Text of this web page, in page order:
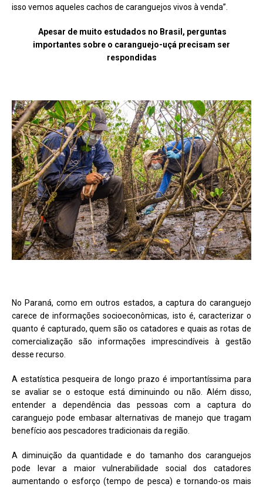
isso vemos aqueles cachos de caranguejos vivos à venda”.
Apesar de muito estudados no Brasil, perguntas
importantes sobre o caranguejo-uçá precisam ser
respondidas
No Paraná, como em outros estados, a captura do caranguejo
carece de informações socioeconômicas, isto é, caracterizar o
quanto é capturado, quem são os catadores e quais as rotas de
comercialização são informações imprescindíveis à gestão
desse recurso.
A estatística pesqueira de longo prazo é importantíssima para
se avaliar se o estoque está diminuindo ou não. Além disso,
entender a dependência das pessoas com a captura do
caranguejo pode embasar alternativas de manejo que tragam
benefício aos pescadores tradicionais da região.
A diminuição da quantidade e do tamanho dos caranguejos
pode levar a maior vulnerabilidade social dos catadores
aumentando o esforço (tempo de pesca) e tornando-os mais